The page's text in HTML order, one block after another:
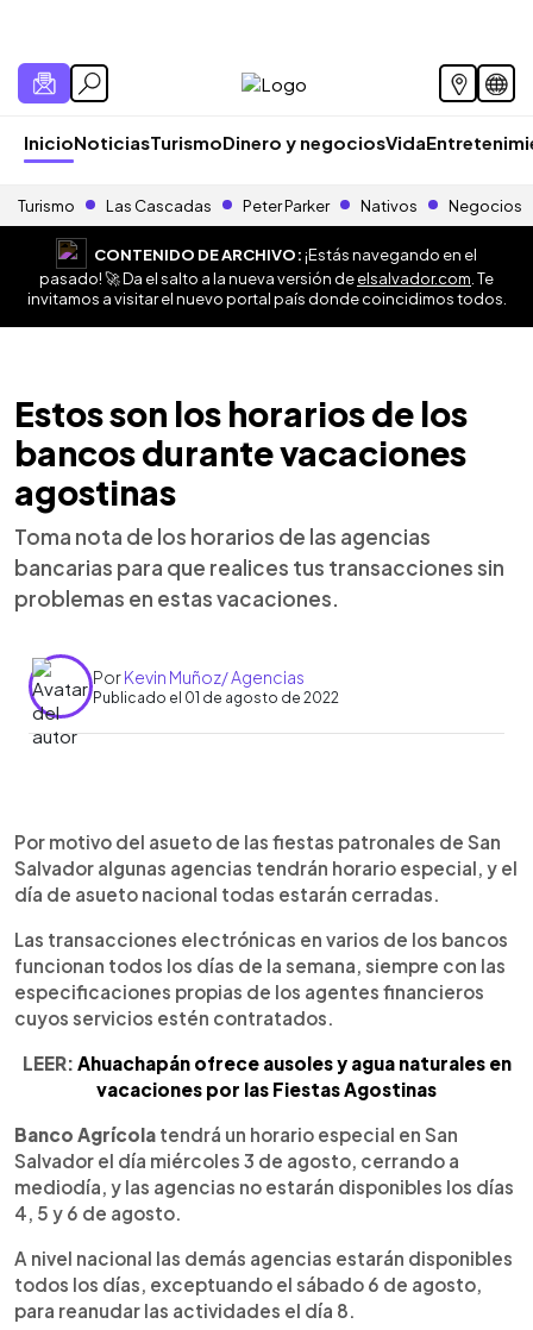
InicioNoticiasTurismoDinero y negociosVida
Turismo Las Cascadas Peter Parker Nativos Negocios
CONTENIDO DE ARCHIVO:¡Estás navegando en el
pasado! 🚀 Da el salto a la nueva versión deelsalvador.com . Te
invitamos a visitar el nuevo portal país donde coincidimos todos.
Estos son los horarios de los
bancos durante vacaciones
agostinas
Toma nota de los horarios de las agencias
bancarias para que realices tus transacciones sin
problemas en estas vacaciones.
PorKevin Muñoz/ Agencias
Publicado el 01 de agosto de 2022
► Escuchar artículo
Por motivo del asueto de las fiestas patronales de San
Salvador algunas agencias tendrán horario especial, y el
día de asueto nacional todas estarán cerradas.
Las transacciones electrónicas en varios de los bancos
funcionan todos los días de la semana, siempre con las
especificaciones propias de los agentes financieros
cuyos servicios estén contratados.
LEER: Ahuachapán ofrece ausoles y agua naturales en
vacaciones por las Fiestas Agostinas
Banco Agrícola tendrá un horario especial en San
Salvador el día miércoles 3 de agosto, cerrando a
mediodía, y las agencias no estarán disponibles los días
4, 5 y 6 de agosto.
A nivel nacional las demás agencias estarán disponibles
todos los días, exceptuando el sábado 6 de agosto,
para reanudar las actividades el día 8.